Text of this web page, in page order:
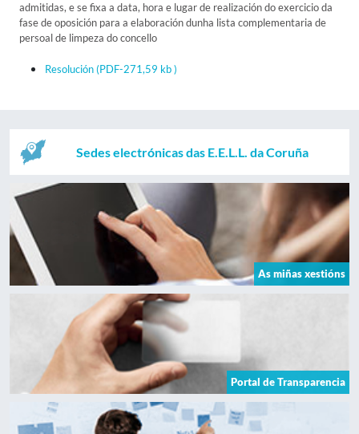
admitidas, e se fixa a data, hora e lugar de realización do exercicio da
fase de oposición para a elaboración dunha lista complementaria de
persoal de limpeza do concello
Resolución(PDF-271,59 kb )
Sedes electrónicas das E.E.L.L. da Coruña
As miñas xestións
Portal de Transparencia